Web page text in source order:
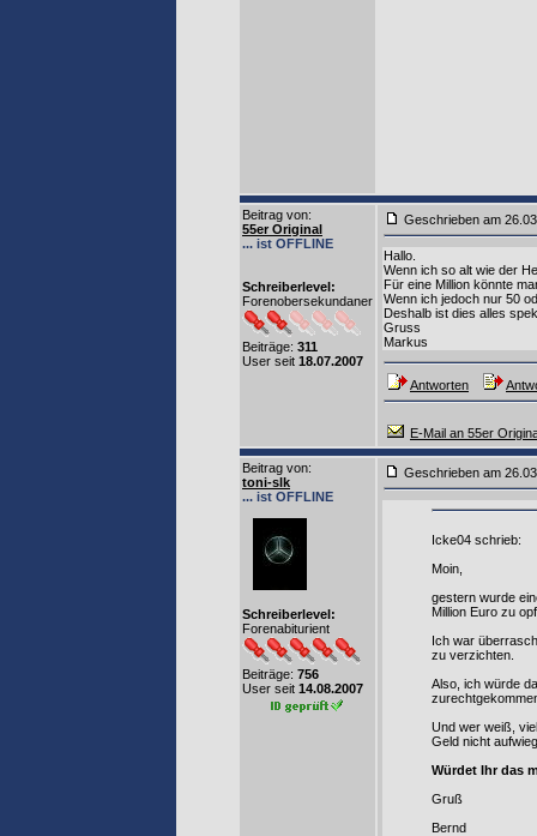
Beitrag von:
55er Original
... ist OFFLINE
Schreiberlevel:
Forenobersekundaner
Beiträge: 311
User seit 18.07.2007
Geschrieben am
Hallo.
Wenn ich so alt wie der
Für eine Million könnte
Wenn ich jedoch nur 50
Deshalb ist dies alles
Gruss
Markus
Antworten
E-Mail an 55er
Beitrag von:
toni-slk
... ist OFFLINE
Schreiberlevel:
Forenabiturient
Beiträge: 756
User seit 14.08.2007
Geschrieben am
Icke04 schrieb:
Moin,
gestern wurde
Million Euro zu
Ich war
zu verzichten.
Also, ich würde
Und wer weiß,
Geld nicht
Würdet Ihr das
Gruß
Bernd